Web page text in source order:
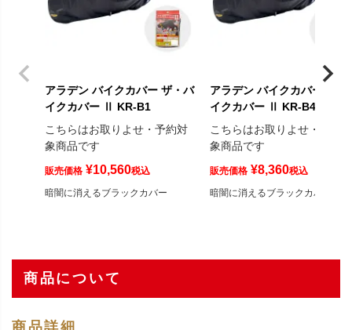
アラデン バイクカバー ザ・バ
イクカバー Ⅱ KR-B1
こちらはお取りよせ・予約対
象商品です
販売価格 ¥10,560税込
暗闇に消えるブラックカバー
アラデン バイクカバー ザ・
イクカバー Ⅱ KR-B4
こちらはお取りよせ・予約対
象商品です
販売価格 ¥8,360税込
暗闇に消えるブラックカバー
商品について